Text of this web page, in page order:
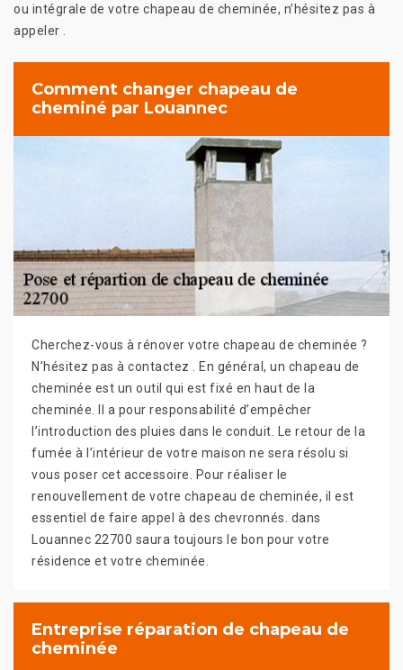
ou intégrale de votre chapeau de cheminée, n’hésitez pas à
appeler .
Comment changer chapeau de
cheminé par Louannec
Cherchez-vous à rénover votre chapeau de cheminée ?
N’hésitez pas à contactez . En général, un chapeau de
cheminée est un outil qui est fixé en haut de la
cheminée. Il a pour responsabilité d’empêcher
l’introduction des pluies dans le conduit. Le retour de la
fumée à l’intérieur de votre maison ne sera résolu si
vous poser cet accessoire. Pour réaliser le
renouvellement de votre chapeau de cheminée, il est
essentiel de faire appel à des chevronnés. dans
Louannec 22700 saura toujours le bon pour votre
résidence et votre cheminée.
Entreprise réparation de chapeau de
cheminée